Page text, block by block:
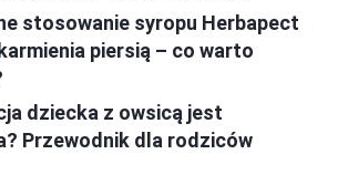
stosowanie syropu Herbapect
piersią – co warto
dziecka z owsicą jest
Przewodnik dla rodziców